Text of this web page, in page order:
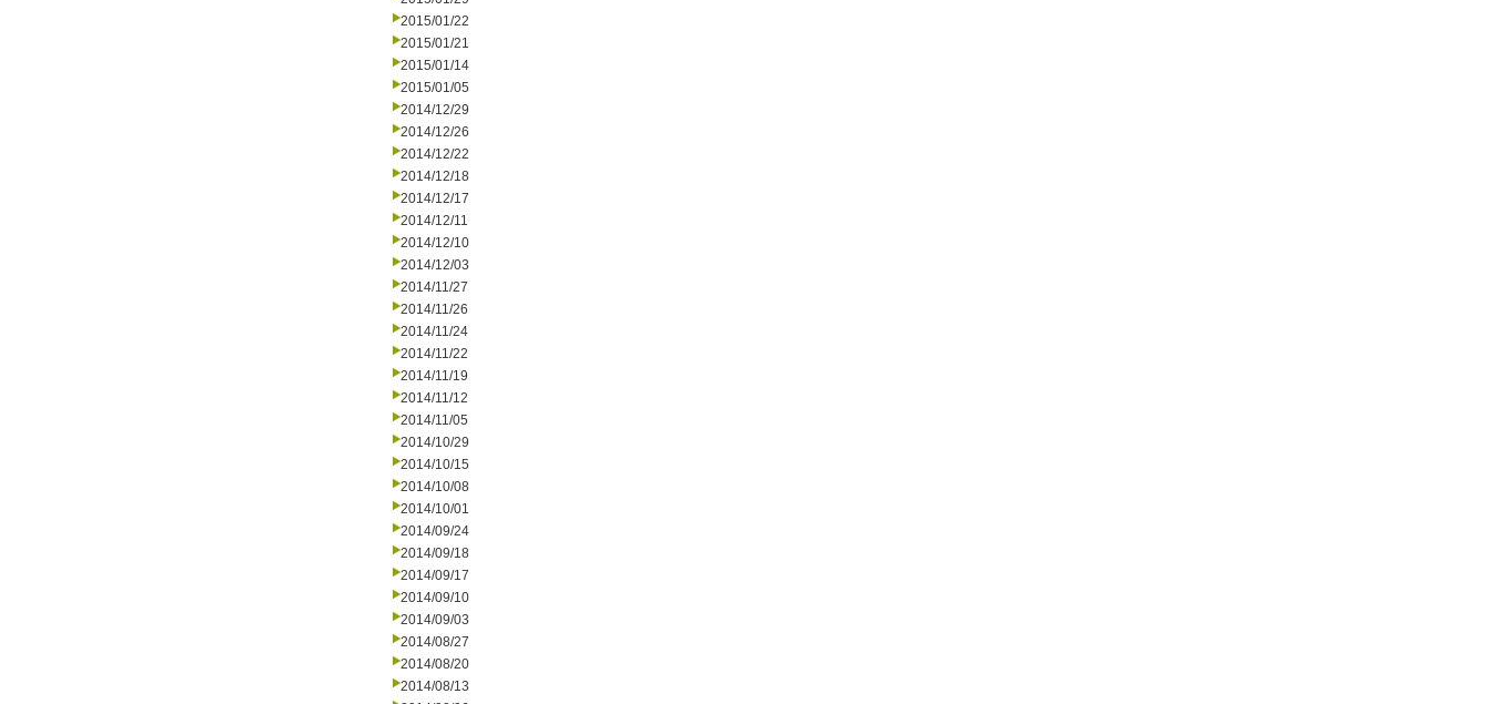
2015/01/22
2015/01/21
2015/01/14
2015/01/05
2014/12/29
2014/12/26
2014/12/22
2014/12/18
2014/12/17
2014/12/11
2014/12/10
2014/12/03
2014/11/27
2014/11/26
2014/11/24
2014/11/22
2014/11/19
2014/11/12
2014/11/05
2014/10/29
2014/10/15
2014/10/08
2014/10/01
2014/09/24
2014/09/18
2014/09/17
2014/09/10
2014/09/03
2014/08/27
2014/08/20
2014/08/13